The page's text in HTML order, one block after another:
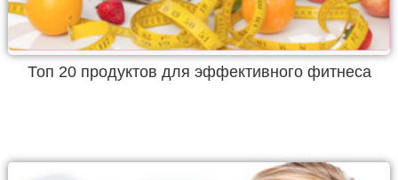
Топ 20 продуктов для эффективного фитнеса